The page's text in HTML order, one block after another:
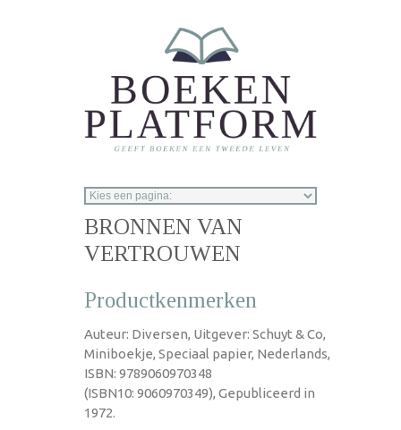
BRONNEN VAN
VERTROUWEN
Productkenmerken
Auteur: Diversen, Uitgever: Schuyt & Co,
Miniboekje, Speciaal papier, Nederlands,
ISBN: 9789060970348
(ISBN10: 9060970349), Gepubliceerd in
1972.